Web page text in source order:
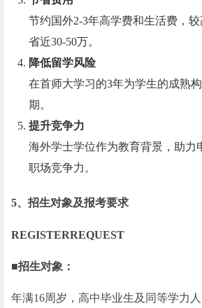
节约国外2-3年高学费和生活费，
省近30-50万。
降低留学风险
在首师大学习的3年为学生的成熟
期。
提升竞争力
海外学士学位作为教育背景，助力
职场竞争力。
5、招生对象及报考要求
REGISTERREQUEST
■招生对象：
年满16周岁，高中毕业生及同等学力